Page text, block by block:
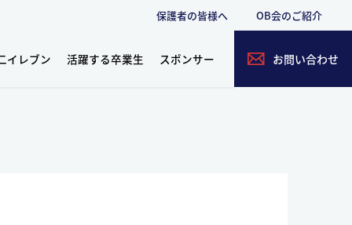
保護者の皆様へ OB会のご紹介
イレブン 活躍する卒業生 スポンサー お問い合わせ